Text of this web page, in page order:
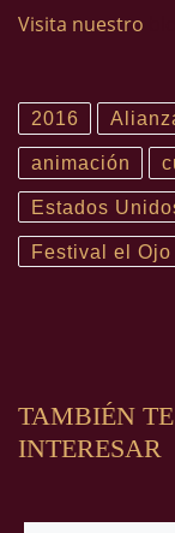
Visita nuestro
2016
animación
Estados
Festival el
TAMBIÉN
INTERESAR